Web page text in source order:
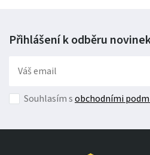
Přihlášení k odběru
Souhlasím sobchodními